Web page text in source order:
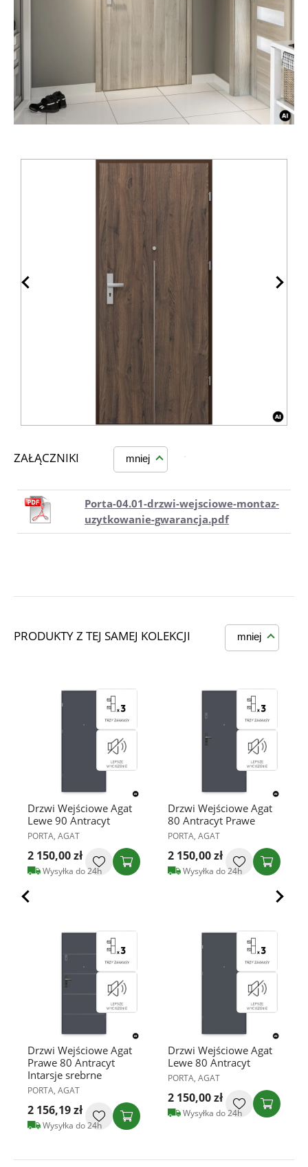
ZAŁĄCZNIKI mniej
Porta-04.01-drzwi-wejsciowe-montaz-
uzytkowanie-gwarancja.pdf
PRODUKTY Z TEJ SAMEJ KOLEKCJI mniej
Drzwi Wejściowe Agat
Lewe 90 Antracyt
PORTA, AGAT
2 150,00 zł
Wysyłka do 24h
Drzwi Wejściowe Agat
Prawe 80 Antracyt
Intarsje srebrne
PORTA, AGAT
2 156,19 zł
Wysyłka do 24h
Drzwi Wejściowe Agat
80 Antracyt Prawe
PORTA, AGAT
2 150,00 zł
Wysyłka do 24h
Drzwi Wejściowe Agat
Lewe 80 Antracyt
PORTA, AGAT
2 150,00 zł
Wysyłka do 24h